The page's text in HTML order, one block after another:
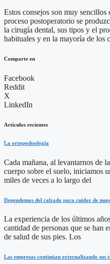
Estos consejos son muy sencillos
proceso postoperatorio se
la cirugía dental, sus tipos y el
habituales y en la mayoría de los
Comparte en
Facebook
Reddit
X
LinkedIn
Artículos recientes
La ortopodoología
Cada mañana, al levantarnos de
cuerpo sobre el suelo, iniciamos
miles de veces a lo largo del
Dependemos del calzado para cuidar de
La experiencia de los últimos
cantidad de personas que se han
de salud de sus pies. Los
Las empresas continúan externalizando sus